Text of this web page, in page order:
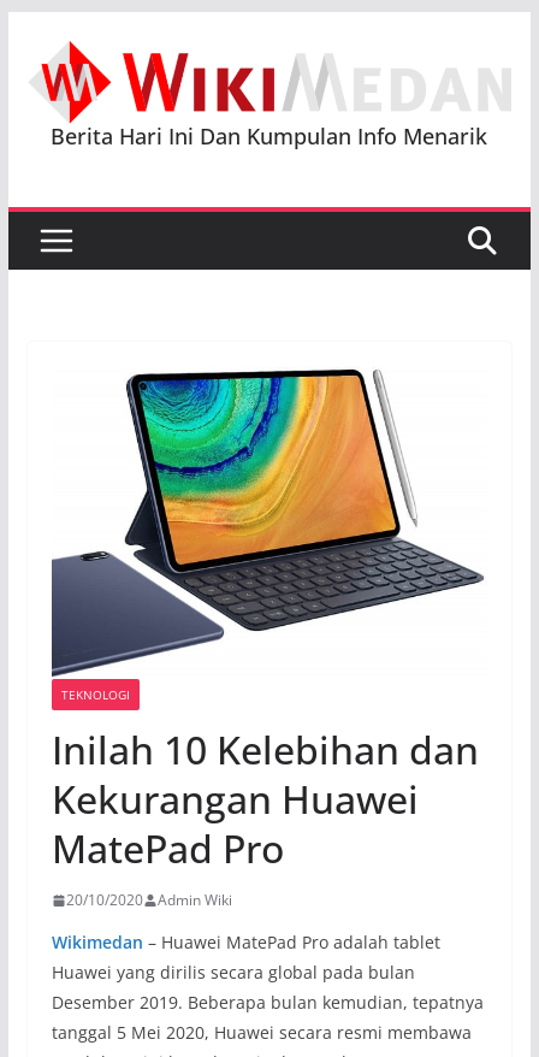
content
Berita Hari Ini Dan Kumpulan Info Menarik
TEKNOLOGI
Inilah 10 Kelebihan dan
Kekurangan Huawei
MatePad Pro
20/10/2020 Admin Wiki
Wikimedan – Huawei MatePad Pro adalah tablet
Huawei yang dirilis secara global pada bulan
Desember 2019. Beberapa bulan kemudian, tepatnya
tanggal 5 Mei 2020, Huawei secara resmi membawa